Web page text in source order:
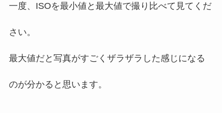
一度、ISOを最小値と最大値で撮り比べて見てくだ
さい。
最大値だと写真がすごくザラザラした感じになる
のが分かると思います。